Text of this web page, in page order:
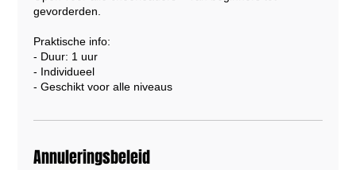
gevorderden.
Praktische info:
- Duur: 1 uur
- Individueel
- Geschikt voor alle niveaus
Annuleringsbeleid